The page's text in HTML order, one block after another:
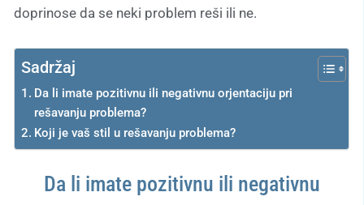
doprinose da se neki problem reši ili ne.
Sadržaj
Da li imate pozitivnu ili negativnu orjentaciju pri
rešavanju problema?
Koji je vaš stil u rešavanju problema?
Da li imate pozitivnu ili negativnu